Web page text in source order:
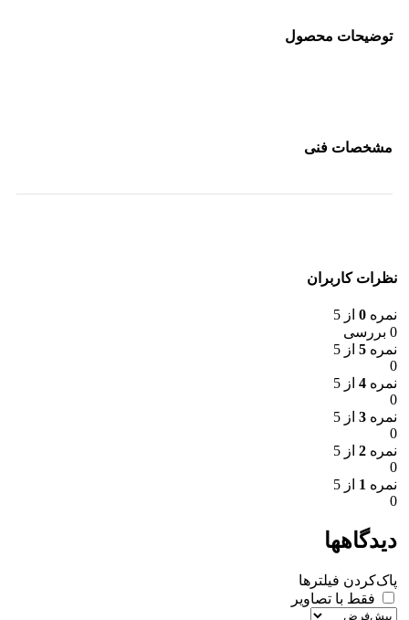
توضیحات محصول
مشخصات فنی
نظرات کاربران
نمره 0 از 5
0 بررسی
نمره 5 از 5
0
نمره 4 از 5
0
نمره 3 از 5
0
نمره 2 از 5
0
نمره 1 از 5
0
دیدگاهها
پاک‌کردن فیلترها
فقط با تصاویر